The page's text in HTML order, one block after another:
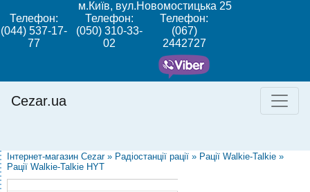
м.Київ, вул.Новомостицька 25
Телефон:
(044) 537-17-
77
Телефон:
(050) 310-33-
02
Телефон:
(067)
2442727
Cezar.ua
Інтернет-магазин Cezar » Радіостанції рації » Рації Walkie-Talkie »
Рації Walkie-Talkie HYT